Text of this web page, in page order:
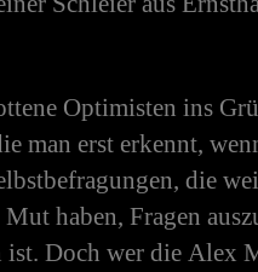
Optimisten ins
man erst erkennt,
die
haben, Fragen
Doch wer die Alex